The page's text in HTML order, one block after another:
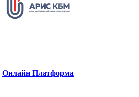
Онлайн Платформа